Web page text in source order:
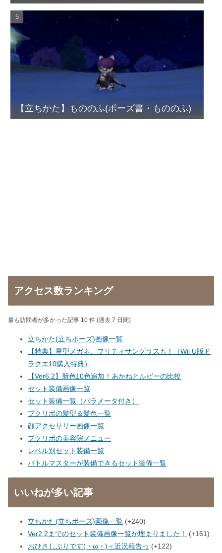
【立ちかた】もののふ(ポーズ書・もののふ)
アクセス数ランキング
最も訪問者が多かった記事 10 件 (過去 7 日間)
立ちかた(立ちポーズ)画像一覧
【特典】星型メガネ、プリティサングラスも！（Wii U版ド
ラクエ10購入特典）
【Ver6.2】新色10色追加！あかねとルビーの比較
セット装備画像一覧
セット装備一覧（パラメータ付き）
プクリポの髪型＆髪色一覧
顔アクセサリー画像一覧
プクリポの美容院メニュー
レベル別セット装備一覧
バトルマスターが装備できるセット装備一覧
いいねが多い記事
立ちかた(立ちポーズ)画像一覧 +240
Ver2.2までのセット装備画像一覧が埋まりました！
+161
おひさしぶりです(・ω・)＜近況報告っ
+122